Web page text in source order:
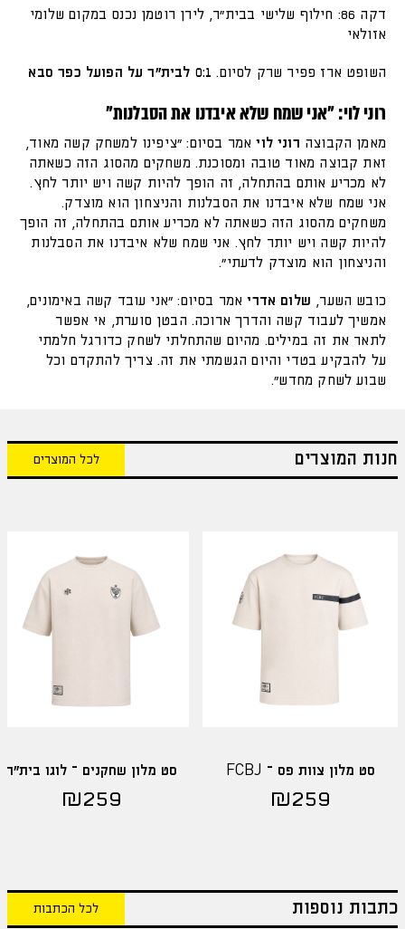
דקה 86: חילוף שלישי בבית"ר, לירן רוטמן נכנס במקום שלומי
אזולאי
השופט ארז פפיר שרק לסיום. 0:1 לבית"ר על הפועל כפר סבא
רוני לוי: "אני שמח שלא איבדנו את הסבלנות"
מאמן הקבוצה רוני לויאמר בסיום: "ציפינו למשחק קשה מאוד,
זאת קבוצה מאוד טובה ומסוכנת. משחקים מהסוג הזה כשאתה
לא מכריע אותם בהתחלה, זה הופך להיות קשה ויש יותר לחץ.
אני שמח שלא איבדנו את הסבלנות והניצחון הוא מוצדק.
משחקים מהסוג הזה כשאתה לא מכריע אותם בהתחלה, זה הופך
להיות קשה ויש יותר לחץ. אני שמח שלא איבדנו את הסבלנות
והניצחון הוא מוצדק לדעתי".
כובש השער, שלום אדריאמר בסיום: "אני עובד קשה באימונים,
אמשיך לעבוד קשה והדרך ארוכה. הבטן סוערת, אי אפשר
לתאר את זה במילים. מהיום שהתחלתי לשחק כדורגל חלמתי
על להבקיע בטדי והיום הגשמתי את זה. צריך להתקדם וכל
שבוע לשחק מחדש".
חנות המוצרים לכל המוצרים
סט מלון צוות פס – FCBJ
₪259
סט מלון שחקנים – לוגו בית"ר
₪259
כתבות נוספות לכל הכתבות